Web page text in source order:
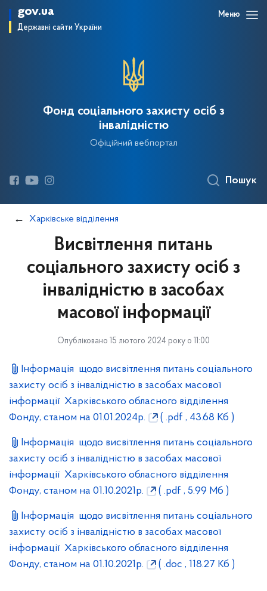
gov.ua
Державні сайти України
Меню
Фонд соціального захисту осіб з
інвалідністю
Офіційний вебпортал
Пошук
Харківське відділення
Висвітлення питань
соціального захисту осіб з
інвалідністю в засобах
масової інформації
Опубліковано 15 лютого 2024 року о 11:00
Інформація щодо висвітлення питань соціального
захисту осіб з інвалідністю в засобах масової
інформації Харківського обласного відділення
Фонду, станом на 01.01.2024р.
( .pdf , 43.68 Кб )
Інформація щодо висвітлення питань соціального
захисту осіб з інвалідністю в засобах масової
інформації Харківського обласного відділення
Фонду, станом на 01.10.2021р.
( .pdf , 5.99 Мб )
Інформація щодо висвітлення питань соціального
захисту осіб з інвалідністю в засобах масової
інформації Харківського обласного відділення
Фонду, станом на 01.10.2021р.
( .doc , 118.27 Кб )